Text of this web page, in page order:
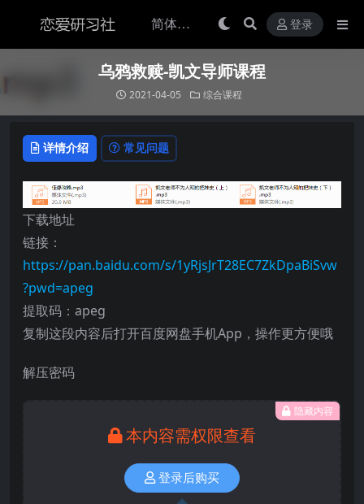
登录
乌鸦救赎-凯文导师课程
2021-04-05 综合课程
详情介绍 常见问题
下载地址
链接：
https://pan.baidu.com/s/1yRjsJrT28EC7ZkDpaBiSvw
?pwd=apeg
提取码：apeg
复制这段内容后打开百度网盘手机App，操作更方便哦
解压密码
隐藏内容
本内容需权限查看
登录后购买